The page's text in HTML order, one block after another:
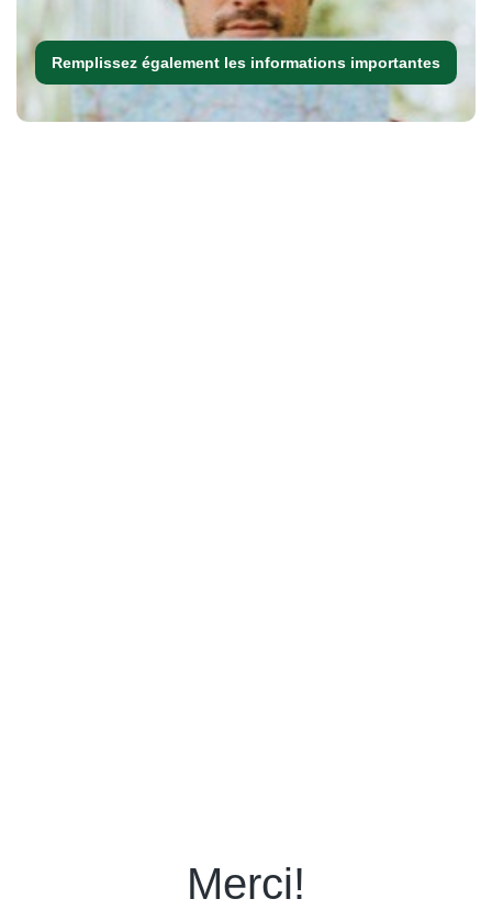
Remplissez également les informations importantes
Merci!